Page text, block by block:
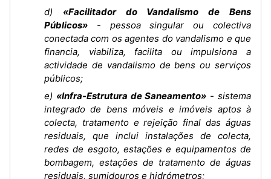
d) «Facilitador do Vandalismo de Bens
Públicos» - pessoa singular ou colectiva
conectada com os agentes do vandalismo e que
financia, viabiliza, facilita ou impulsiona a
actividade de vandalismo de bens ou serviços
públicos;
e) «Infra-Estrutura de Saneamento» - sistema
integrado de bens móveis e imóveis aptos à
colecta, tratamento e rejeição final das águas
residuais, que inclui instalações de colecta,
redes de esgoto, estações e equipamentos de
bombagem, estações de tratamento de águas
residuais, sumidouros e hidrómetros;